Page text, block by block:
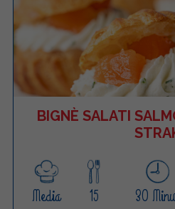
BIGNÈ SALATI
Media 15 30